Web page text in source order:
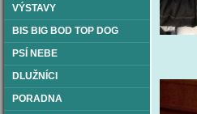
VÝSTAVY
BIS BIG BOD TOP DOG
PSÍ NEBE
DLUŽNÍCI
PORADNA